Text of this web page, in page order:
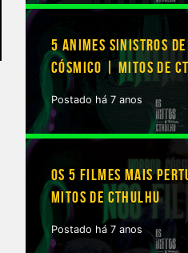
5 ANIMES SINISTROS DE
CÓSMICO | MITOS DE
Postado há 7 anos
OS 5 FILMES MAIS
MITOS DE CTHULHU
Postado há 7 anos